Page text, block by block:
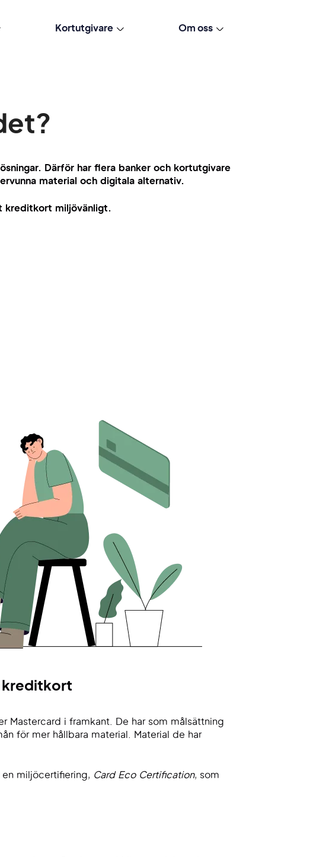
Kortutgivare Om oss
Därför har flera banker och kortutgivare
material och digitala alternativ.
kreditkort miljövänligt.
kreditkort
i framkant. De har som målsättning
för mer hållbara material. Material de har
miljöcertifiering, Card Eco Certification, som